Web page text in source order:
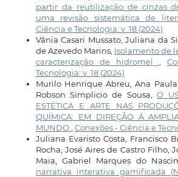
partir da reutilização de cinzas
uma revisão sistemática de
Ciência e Tecnologia: v. 18 (2024)
Vânia Casari Mussato, Juliana da
de Azevedo Marins, Isolamento de
caracterização de hidromel
Tecnologia: v. 18 (2024)
Murilo Henrique Abreu, Ana
Robson Simplicio de Sousa,O
ESTÉTICA E ARTE NAS
QUÍMICA: EM DIREÇÃO À
MUNDO Conexões - Ciência e
Juliana Evaristo Costa, Francisco
Rocha, José Aires de Castro Filho,
Maia, Gabriel Marques do
narrativa interativa gamificada